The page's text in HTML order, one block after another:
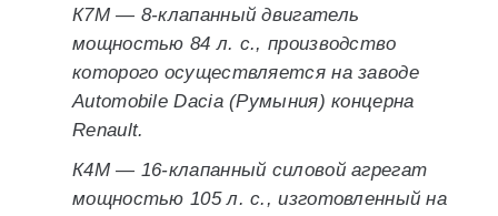
К7М — 8-клапанный двигатель
мощностью 84 л. с., производство
которого осуществляется на заводе
Automobile Dacia (Румыния) концерна
Renault.
К4М — 16-клапанный силовой агрегат
мощностью 105 л. с., изготовленный на